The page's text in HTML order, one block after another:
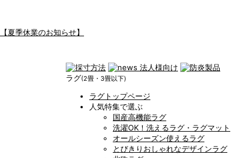
【夏季休業のお知らせ】
ラグ(2畳・3畳以下)
ラグトップページ
人気特集で選ぶ
国産高機能ラグ
洗濯OK！洗えるラグ・ラグマット
オールシーズン使えるラグ
とびきりおしゃれなデザインラグ